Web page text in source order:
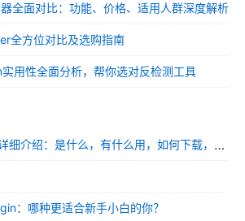
全面对比：功能、价格、适用人群深度解析
全方位对比及选购指南
用性全面分析，帮你选对反检测工具
Multilogin指纹浏览器详细介绍：是什么，有什么用，如何下载，多少钱一个月？
：哪种更适合新手小白的你？